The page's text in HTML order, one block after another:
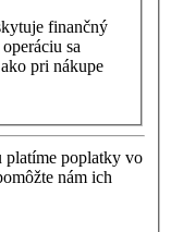
finančný
sa
pri nákupe
platíme poplatky vo
nám ich